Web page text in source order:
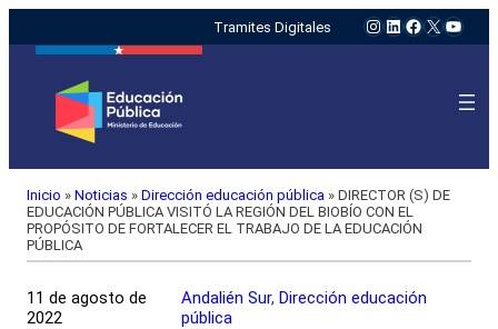
Tramites Digitales Instagram
LinkedIn
Facebook
X
Inicio » Noticias » Dirección educación pública » DIRECTOR (S) DE
EDUCACIÓN PÚBLICA VISITÓ LA REGIÓN DEL BIOBÍO CON EL
PROPÓSITO DE FORTALECER EL TRABAJO DE LA EDUCACIÓN
PÚBLICA
11 de agosto de
2022
Andalién Sur, Dirección educación
pública